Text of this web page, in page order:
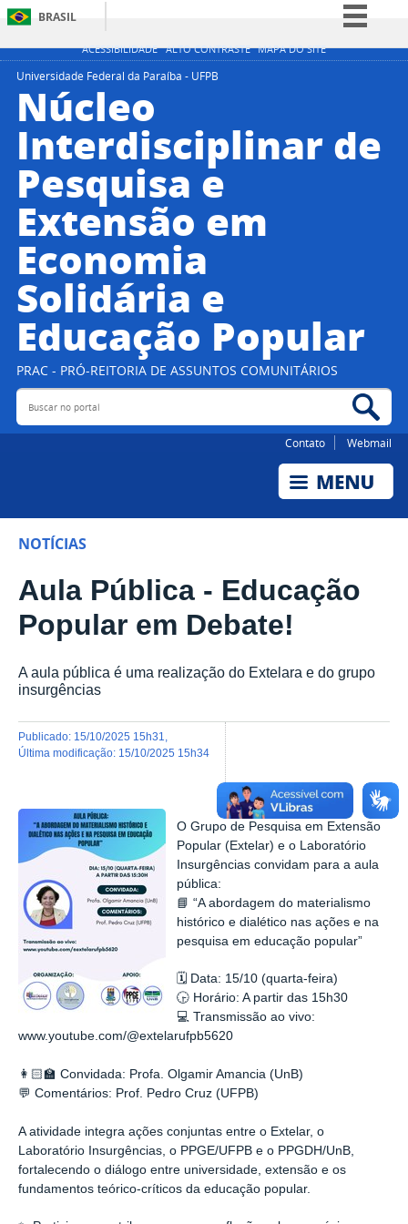
ACESSIBILIDADE ALTO CONTRASTE MAPA DO SITE
BRASIL
Simplifique!
Acesso à informação
Legislação
Universidade Federal da Paraíba - UFPB
Núcleo
Interdisciplinar de
Pesquisa e
Extensão em
Economia
Solidária e
Educação Popular
PRAC - PRÓ-REITORIA DE ASSUNTOS COMUNITÁRIOS
Buscar no portal
Contato Webmail
NOTÍCIAS
Aula Pública - Educação
Popular em Debate!
A aula pública é uma realização do Extelara e do grupo
insurgências
publicado: 15/10/2025 15h31
última modificação: 15/10/2025 15h34
O Grupo de Pesquisa em Extensão
Popular (Extelar) e o Laboratório
Insurgências convidam para a aula
pública:
📘 “A abordagem do materialismo
histórico e dialético nas ações e na
pesquisa em educação popular”
🗓 Data: 15/10 (quarta-feira)
🕞 Horário: A partir das 15h30
💻 Transmissão ao vivo:
www.youtube.com/@extelarufpb5620
👩🏻‍🏫 Convidada: Profa. Olgamir Amancia (UnB)
💬 Comentários: Prof. Pedro Cruz (UFPB)
A atividade integra ações conjuntas entre o Extelar, o
Laboratório Insurgências, o PPGE/UFPB e o PPGDH/UnB,
fortalecendo o diálogo entre universidade, extensão e os
fundamentos teórico-críticos da educação popular.